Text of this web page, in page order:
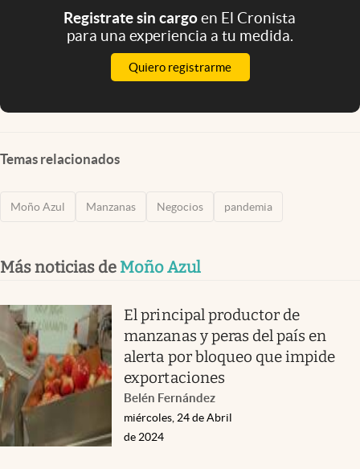
Registrate sin cargoen El Cronista
para una experiencia a tu medida.
Quiero registrarme
Temas relacionados
Moño Azul Manzanas Negocios pandemia
Más noticias de Moño Azul
El principal productor de
manzanas y peras del país en
alerta por bloqueo que impide
exportaciones
Belén Fernández
miércoles, 24 de Abril
de 2024